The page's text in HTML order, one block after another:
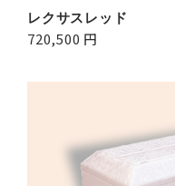
レクサスレッド
720,500 円